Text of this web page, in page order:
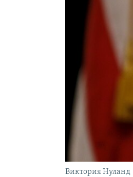
Виктория Нуланд